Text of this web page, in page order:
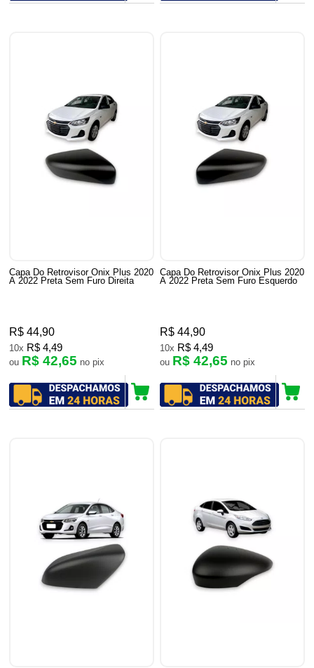
Capa Do Retrovisor Onix Plus 2020
A 2022 Preta Sem Furo Direita
R$ 44,90
10x R$ 4,49
ou R$ 42,65 no pix
Capa Do Retrovisor Onix Plus 2020
A 2022 Preta Sem Furo Esquerdo
R$ 44,90
10x R$ 4,49
ou R$ 42,65 no pix